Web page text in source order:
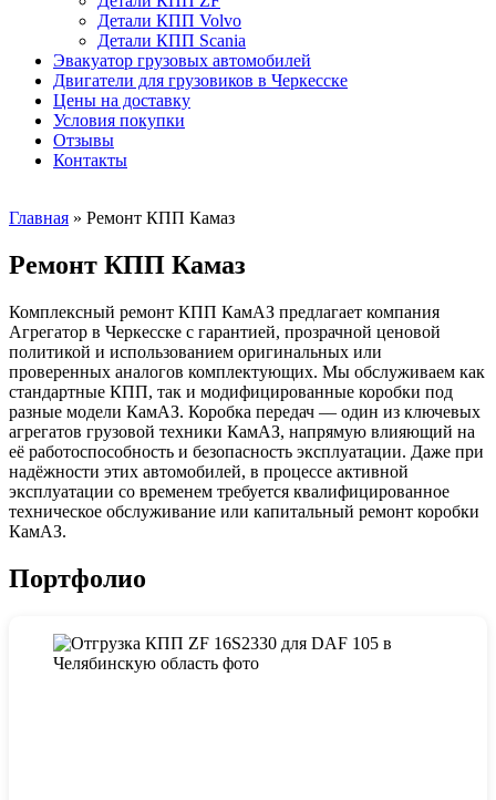
Детали КПП Volvo
Детали КПП Scania
Эвакуатор грузовых автомобилей
Двигатели для грузовиков в Черкесске
Цены на доставку
Условия покупки
Отзывы
Контакты
Главная » Ремонт КПП Камаз
Ремонт КПП Камаз
Комплексный ремонт КПП КамАЗ предлагает компания
Агрегатор в Черкесске с гарантией, прозрачной ценовой
политикой и использованием оригинальных или
проверенных аналогов комплектующих. Мы обслуживаем как
стандартные КПП, так и модифицированные коробки под
разные модели КамАЗ. Коробка передач — один из ключевых
агрегатов грузовой техники КамАЗ, напрямую влияющий на
её работоспособность и безопасность эксплуатации. Даже при
надёжности этих автомобилей, в процессе активной
эксплуатации со временем требуется квалифицированное
техническое обслуживание или капитальный ремонт коробки
КамАЗ.
Портфолио